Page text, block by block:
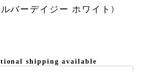
バーデイジー ホワイト)
shipping available